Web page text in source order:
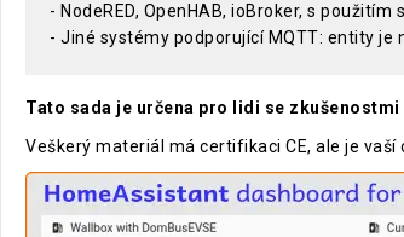
- NodeRED, OpenHAB, ioBroker, s
- Jiné systémy podporující MQTT: entity je
Tato sada je určena pro lidi se
Veškerý materiál má certifikaci CE, ale je